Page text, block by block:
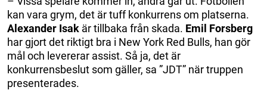
kan vara grym, det är tuff konkurrens om platserna.
Alexander Isak är tillbaka från skada. Emil Forsberg
har gjort det riktigt bra i New York Red Bulls, han gör
mål och levererar assist. Så ja, det är
konkurrensbeslut som gäller, sa ”JDT” när truppen
presenterades.